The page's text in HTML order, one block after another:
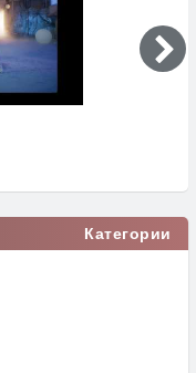
Категории